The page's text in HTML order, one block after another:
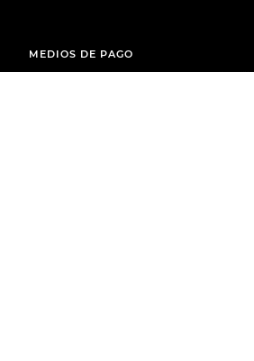
MEDIOS DE PAGO